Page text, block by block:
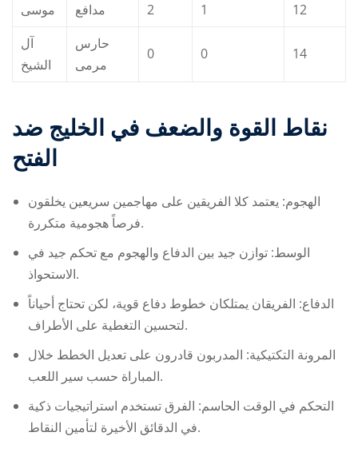
موسى
مدافع 2 1
12
آل
الشيخ
حارس
مرمى
0 0 14
نقاط القوة والضعف في الخليج ضد
الفتح
الهجوم: يعتمد كلا الفريقين على مهاجمين سريعين يخلقون
فرصاً هجومية متكررة.
الوسط: توازن جيد بين الدفاع والهجوم مع تحكم جيد في
الاستحواذ.
الدفاع: الفريقان يمتلكان خطوط دفاع قوية، لكن تحتاج أحياناً
لتحسين التغطية على الأطراف.
المرونة التكتيكية: المدربون قادرون على تعديل الخطط خلال
المباراة حسب سير اللعب.
التحكم في الوقت الحاسم: الفرق تستخدم استراتيجيات ذكية
في الدقائق الأخيرة لتأمين النقاط.